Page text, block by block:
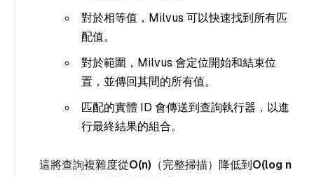
對於相等值，Milvus 可以快速找到所有匹
配值。
對於範圍，Milvus 會定位開始和結束位
置，並傳回其間的所有值。
匹配的實體 ID 會傳送到查詢執行器，以進
行最終結果的組合。
這將查詢複雜度從O(n) （完整掃描）降低到O(log n